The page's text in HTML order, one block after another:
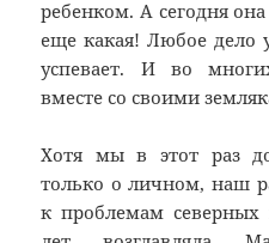
ребенком. А сегодня
еще какая! Любое дело
успевает. И во
вместе со своими
Хотя мы в этот раз
только о личном, наш
к проблемам северных